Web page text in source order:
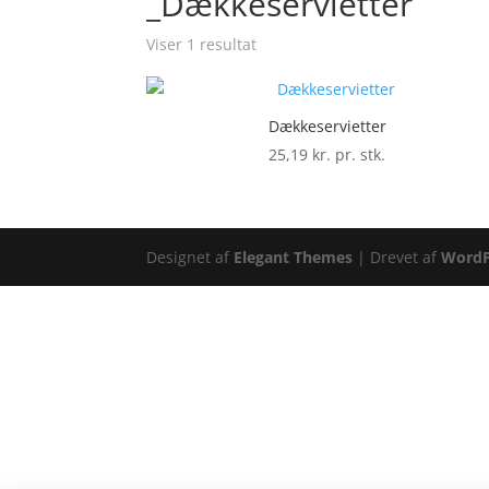
Viser 1 resultat
Dækkeservietter
25,19 kr. pr. stk.
Designet af Elegant Themes | Drevet af